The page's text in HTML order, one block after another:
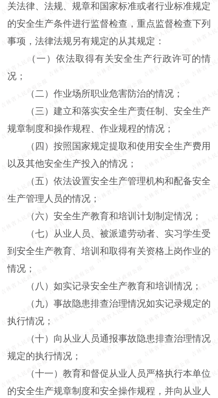
关法律、法规、规章和国家标准或者行业标准规定
的安全生产条件进行监督检查，重点监督检查下列
事项，法律法规另有规定的从其规定：
（一）依法取得有关安全生产行政许可的情
况；
（二）作业场所职业危害防治的情况；
（三）建立和落实安全生产责任制、安全生产
规章制度和操作规程、作业规程的情况；
（四）按照国家规定提取和使用安全生产费用
以及其他安全生产投入的情况；
（五）依法设置安全生产管理机构和配备安全
生产管理人员的情况；
（六）安全生产教育和培训计划制定情况；
（七）从业人员、被派遣劳动者、实习学生受
到安全生产教育、培训和取得有关资格上岗作业的
情况；
（八）如实记录安全生产教育和培训情况；
（九）事故隐患排查治理情况如实记录规定的
执行情况；
（十）向从业人员通报事故隐患排查治理情况
规定的执行情况；
（十一）教育和督促从业人员严格执行本单位
的安全生产规章制度和安全操作规程，并向从业人